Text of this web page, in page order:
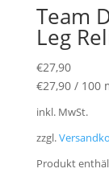
Team
Leg
€27,90
€27,90/ 100
inkl. MwSt.
zzgl.
Produkt